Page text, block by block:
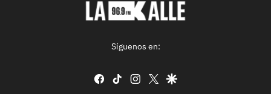
Síguenos en:
facebook
tiktok instagram
twittergoogle